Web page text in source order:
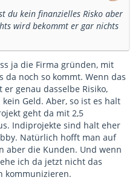
du kein finanzielles Risko aber
wird bekommt er gar nichts
ja die Firma gründen, mit
da noch so kommt. Wenn das
genau dasselbe Risiko,
Geld. Aber, so ist es halt
geht da mit 2,5
Indiprojekte sind halt eher
Natürlich hofft man auf
aber die Kunden. Und wenn
ich da jetzt nicht das
kommunizieren.